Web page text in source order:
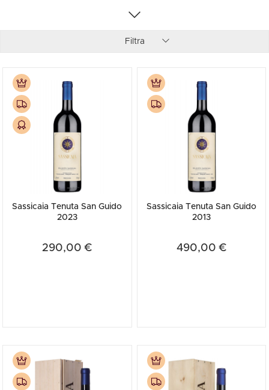
Filtra
Sassicaia Tenuta San Guido
2023
290,00 €
Sassicaia Tenuta San Guido
2013
490,00 €